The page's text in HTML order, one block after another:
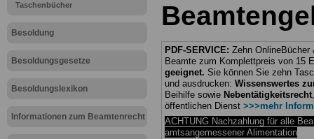
Taschenbücher
Besoldung
Besoldungsgesetze
Besoldungslexikon
Informationen zum Beamtenrecht
PDF-SERVICE: Zehn
Beamte zum Komplettpreis von 15
geeignet. Sie können Sie zehn
und ausdrucken: Wissenswertes
Beihilfe sowie Nebentätigkeitsrecht
öffentlichen Dienst >>>mehr
ACHTUNG Nachzahlung für alle
amtsangemessener Alimentation